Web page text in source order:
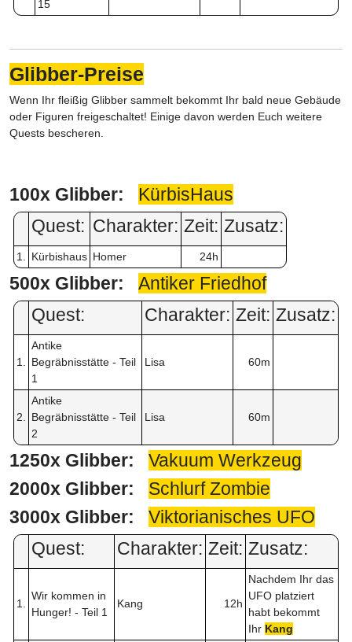
15
Glibber-Preise
Wenn Ihr fleißig Glibber sammelt bekommt Ihr bald neue Gebäude
oder Figuren freigeschaltet! Einige davon werden Euch weitere
Quests bescheren.
100x Glibber: KürbisHaus
Quest: Charakter: Zeit: Zusatz:
1. Kürbishaus Homer 24h
500x Glibber: Antiker Friedhof
Quest:
Charakter: Zeit: Zusatz:
1.
Antike
Begräbnisstätte - Teil
1
Lisa 60m
2.
Antike
Begräbnisstätte - Teil
2
Lisa 60m
1250x Glibber:
Vakuum Werkzeug
2000x Glibber:
Schlurf Zombie
3000x Glibber:
Viktorianisches UFO
Quest:
Charakter: Zeit: Zusatz:
1.
Wir kommen in
Hunger! - Teil 1
Kang 12h
Nachdem Ihr das
UFO platziert
habt bekommt
Ihr Kang